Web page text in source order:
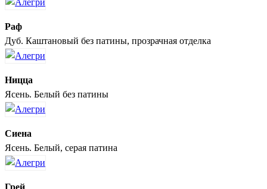
Раф
Дуб. Каштановый без патины, прозрачная отделка
Ницца
Ясень. Белый без патины
Сиена
Ясень. Белый, серая патина
Грей